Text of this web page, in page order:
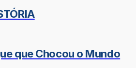
que Chocou o Mundo